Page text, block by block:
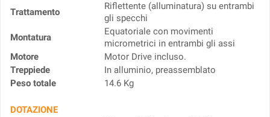
Trattamento
Riflettente (alluminatura) su entrambi
gli specchi
Montatura
Equatoriale con movimenti
micrometrici in entrambi gli assi
Motore
Motor Drive incluso.
Treppiede
In alluminio, preassemblato
Peso totale
14.6 Kg
DOTAZIONE